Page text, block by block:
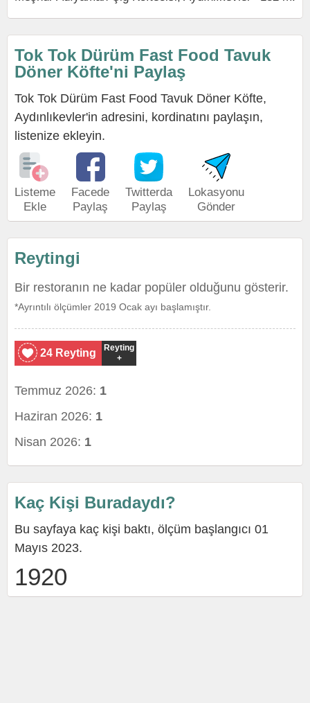
Tok Tok Dürüm Fast Food Tavuk
Döner Köfte'ni Paylaş
Tok Tok Dürüm Fast Food Tavuk Döner Köfte,
Aydınlıkevler'in adresini, kordinatını paylaşın,
listenize ekleyin.
Listeme
Ekle
Facede
Paylaş
Twitterda
Paylaş
Lokasyonu
Gönder
Reytingi
Bir restoranın ne kadar popüler olduğunu gösterir.
*Ayrıntılı ölçümler 2019 Ocak ayı başlamıştır.
24 Reyting
Reyting
+
Temmuz 2026: 1
Haziran 2026: 1
Nisan 2026: 1
Kaç Kişi Buradaydı?
Bu sayfaya kaç kişi baktı, ölçüm başlangıcı 01
Mayıs 2023.
1920